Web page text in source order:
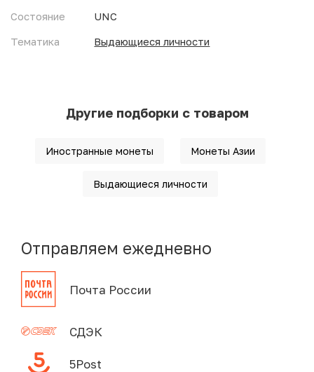
Состояние
UNC
Тематика
Выдающиеся личности
Другие подборки с товаром
Иностранные монеты Монеты Азии
Выдающиеся личности
Отправляем ежедневно
Почта России
СДЭК
5Post